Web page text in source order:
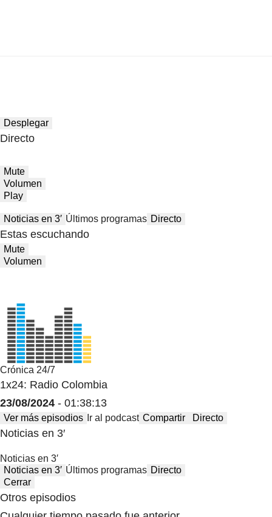
Desplegar
Directo
Mute
Volumen
Play
Noticias en 3′ Últimos programas Directo
Estas escuchando
Mute
Volumen
Crónica 24/7
1x24: Radio Colombia
23/08/2024 - 01:38:13
Ver más episodios Ir al podcast Compartir Directo
Noticias en 3′
Noticias en 3′
Noticias en 3′ Últimos programas Directo
Cerrar
Otros episodios